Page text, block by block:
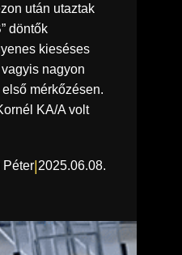
után utaztak
döntők
kieséses
nagyon
mérkőzésen.
KA/A volt
Péter|2025.06.08.